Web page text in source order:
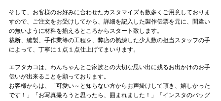
そして、お客様のお好みに合わせたカスタマイズも数多くご用意しておりま
すので、ご注文をお受けしてから、詳細を記入した製作伝票を元に、間違い
の無いように材料を揃えるところからスタート致します。
裁断、縫製、手作業等の工程を、弊店の熟練した少人数の担当スタッフの手
によって、丁寧に１点１点仕上げてまいります。
エフタカコは、わんちゃんとご家族との大切な思い出に残るお出かけのお手
伝いが出来ることを願っております。
お客様からは、「可愛い～と知らない方からお声掛けして頂き、嬉しかった
です！」「お写真撮ろうと思ったら、囲まれました！」「インスタのバッグ